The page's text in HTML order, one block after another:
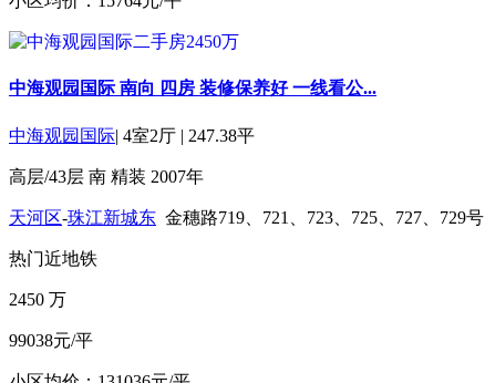
中海观园国际 南向 四房 装修保养好 一线看公...
中海观园国际| 4室2厅 | 247.38平
高层/43层 南 精装 2007年
天河区-珠江新城东 金穗路719、721、723、725、727、729号
热门近地铁
2450 万
99038元/平